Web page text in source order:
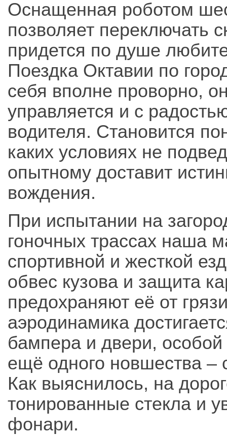
Оснащенная роботом
позволяет переключать
придется по душе
Поездка Октавии по
себя вполне проворно,
управляется и с
водителя. Становится
каких условиях не
опытному доставит
вождения.
При испытании на
гоночных трассах наша
спортивной и жесткой
обвес кузова и защита
предохраняют её от
аэродинамика
бампера и двери, особой
ещё одного новшества –
Как выяснилось, на
тонированные стекла и
фонари.